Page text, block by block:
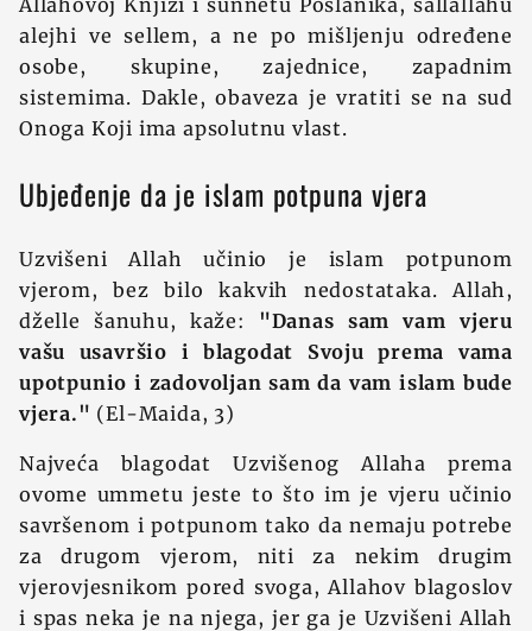
Allahovoj Knjizi i sunnetu Poslanika, sallallahu
alejhi ve sellem, a ne po mišljenju određene
osobe, skupine, zajednice, zapadnim
sistemima. Dakle, obaveza je vratiti se na sud
Onoga Koji ima apsolutnu vlast.
Ubjeđenje da je islam potpuna vjera
Uzvišeni Allah učinio je islam potpunom
vjerom, bez bilo kakvih nedostataka. Allah,
dželle šanuhu, kaže: "Danas sam vam vjeru
vašu usavršio i blagodat Svoju prema vama
upotpunio i zadovoljan sam da vam islam bude
vjera." (El-Maida, 3)
Najveća blagodat Uzvišenog Allaha prema
ovome ummetu jeste to što im je vjeru učinio
savršenom i potpunom tako da nemaju potrebe
za drugom vjerom, niti za nekim drugim
vjerovjesnikom pored svoga, Allahov blagoslov
i spas neka je na njega, jer ga je Uzvišeni Allah